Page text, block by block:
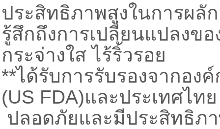
ประสิทธิภาพสูงในการผลั
รู้สึกถึงการเปลี่ยนแปลงข
กระจ่างใส ไร้ริ้วรอย
**ได้รับการรับรองจากอง
(US FDA)และประเทศไท
ปลอดภัยและมีประสิทธิภ